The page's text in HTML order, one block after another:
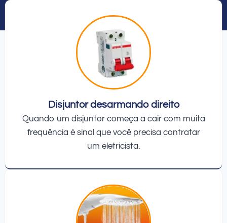
Disjuntor desarmando direito
Quando um disjuntor começa a cair com muita
frequência é sinal que você precisa contratar
um eletricista.